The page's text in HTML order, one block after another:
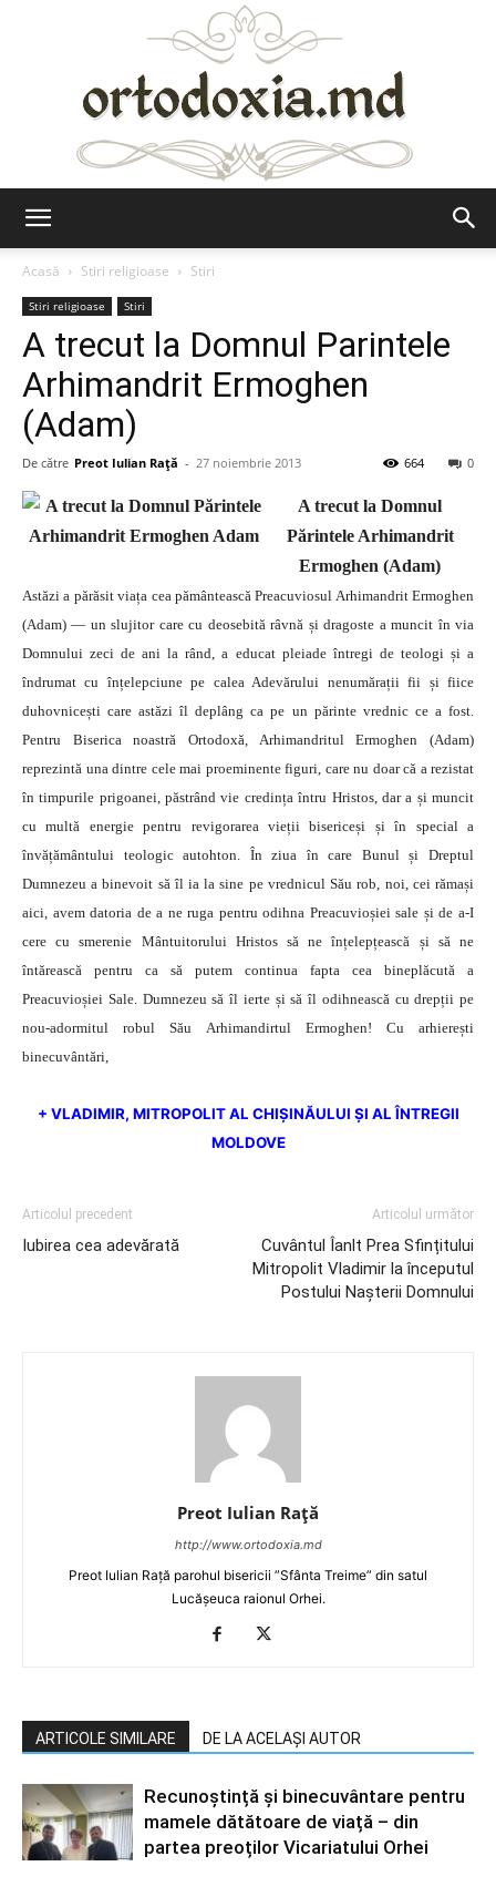
Acasă
Stiri religioase Stiri
Stiri religioase Stiri
A trecut la Domnul Parintele
Arhimandrit Ermoghen
(Adam)
De către Preot Iulian Raţă - 27 noiembrie 2013 0
664
A trecut la Domnul
Părintele Arhimandrit
Ermoghen (Adam)
Astăzi a părăsit viața cea pământească Preacuviosul Arhimandrit Ermoghen
(Adam) — un slujitor care cu deosebită râvnă și dragoste a muncit în via
Domnului zeci de ani la rând, a educat pleiade întregi de teologi și a
îndrumat cu înțelepciune pe calea Adevărului nenumărații fii și fiice
duhovnicești care astăzi îl deplâng ca pe un părinte vrednic ce a fost.
Pentru Biserica noastră Ortodoxă, Arhimandritul Ermoghen (Adam)
reprezintă una dintre cele mai proeminente figuri, care nu doar că a rezistat
în timpurile prigoanei, păstrând vie credința întru Hristos, dar a și muncit
cu multă energie pentru revigorarea vieții bisericeși și în special a
învățământului teologic autohton. În ziua în care Bunul și Dreptul
Dumnezeu a binevoit să îl ia la sine pe vrednicul Său rob, noi, cei rămași
aici, avem datoria de a ne ruga pentru odihna Preacuvioșiei sale și de a-I
cere cu smerenie Mântuitorului Hristos să ne înțelepțească și să ne
întărească pentru ca să putem continua fapta cea bineplăcută a
Preacuvioșiei Sale. Dumnezeu să îl ierte și să îl odihnească cu drepții pe
nou-adormitul robul Său Arhimandirtul Ermoghen! Cu arhierești
binecuvântări,
+ VLADIMIR, MITROPOLIT AL CHIȘINĂULUI ȘI AL ÎNTREGII
MOLDOVE
Articolul precedent
Iubirea cea adevărată
Articolul următor
Cuvântul Îanlt Prea Sfințitului
Mitropolit Vladimir la începutul
Postului Nașterii Domnului
Preot Iulian Raţă
http://www.ortodoxia.md
Preot Iulian Rață parohul bisericii ”Sfânta Treime” din satul
Lucășeuca raionul Orhei.
ARTICOLE SIMILARE DE LA ACELAȘI AUTOR
Recunoștință și binecuvântare pentru
mamele dătătoare de viață – din
partea preoților Vicariatului Orhei